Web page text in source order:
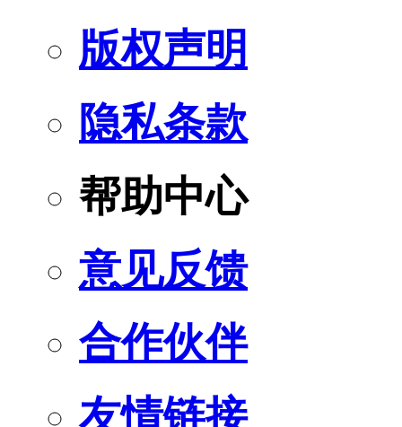
版权声明
隐私条款
帮助中心
意见反馈
合作伙伴
友情链接